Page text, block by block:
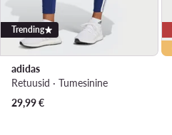
Trending
adidas
Retuusid · Tumesinine
29,99€